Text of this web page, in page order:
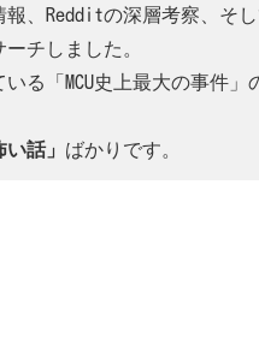
、Redditの深層考察、そ
チしました。
る「MCU史上最大の事件」
い話」 ばかりです。